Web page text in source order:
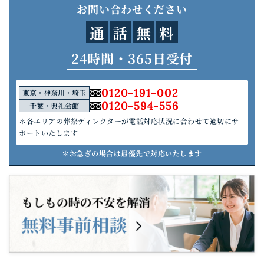
お問い合わせください
通 話 無 料
24時間・365日受付
東京・神奈川・埼玉 0120-191-002
千葉・典礼会館 0120-594-556
＊各エリアの葬祭ディレクターが電話対応状況に合わせて適切にサ
ポートいたします
＊お急ぎの場合は最優先で対応いたします